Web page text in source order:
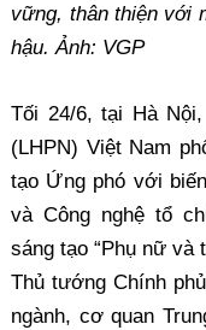
vững, thân thiện với
hậu. Ảnh: VGP
Tối 24/6, tại Hà
(LHPN) Việt Nam
tạo Ứng phó với
và Công nghệ tổ
sáng tạo “Phụ nữ và
Thủ tướng Chính
ngành, cơ quan